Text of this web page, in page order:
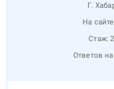
Г.
На
Стаж:
Ответов